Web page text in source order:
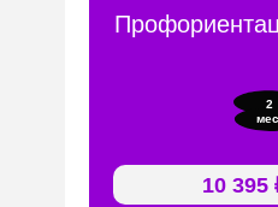
2
мес.
10 395